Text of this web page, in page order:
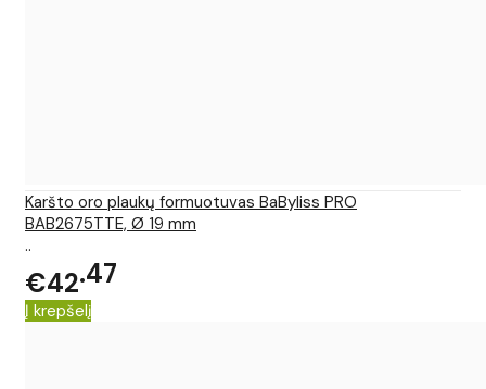
Karšto oro plaukų formuotuvas BaByliss PRO
BAB2675TTE, Ø 19 mm
..
€42 47
Į krepšelį